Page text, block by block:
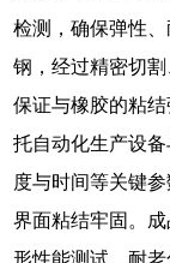
检测，确保弹性
钢，经过精密切
保证与橡胶的粘
托自动化生产设
度与时间等关键
界面粘结牢固。
形性能测试、耐